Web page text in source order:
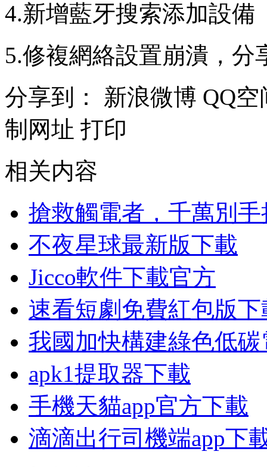
4.新增藍牙搜索添加設備
5.修複網絡設置崩潰，
分享到：
新浪微博 QQ空
制网址 打印
相关内容
搶救觸電者，千萬別
不夜星球最新版下載
Jicco軟件下載官方
速看短劇免費紅包版下
我國加快構建綠色低
apk1提取器下載
手機天貓app官方下載
滴滴出行司機端app下